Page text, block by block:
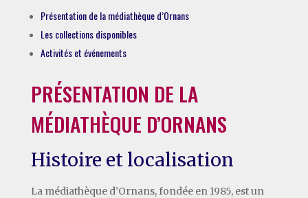
Présentation de la médiathèque d’Ornans
Les collections disponibles
Activités et événements
PRÉSENTATION DE LA
MÉDIATHÈQUE D’ORNANS
Histoire et localisation
La médiathèque d’Ornans, fondée en 1985, est un